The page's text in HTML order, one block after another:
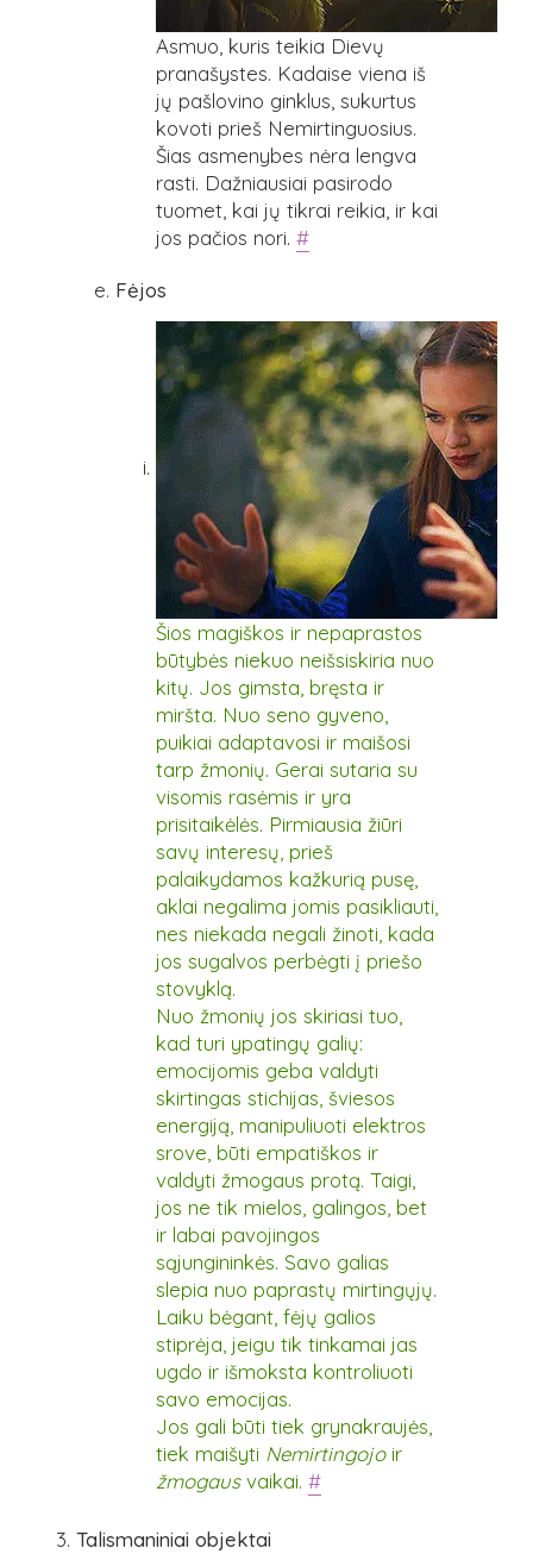
Asmuo, kuris teikia Dievų
pranašystes. Kadaise viena iš
jų pašlovino ginklus, sukurtus
kovoti prieš Nemirtinguosius.
Šias asmenybes nėra lengva
rasti. Dažniausiai pasirodo
tuomet, kai jų tikrai reikia, ir kai
jos pačios nori. #
Fėjos
Šios magiškos ir nepaprastos
būtybės niekuo neišsiskiria nuo
kitų. Jos gimsta, bręsta ir
miršta. Nuo seno gyveno,
puikiai adaptavosi ir maišosi
tarp žmonių. Gerai sutaria su
visomis rasėmis ir yra
prisitaikėlės. Pirmiausia žiūri
savų interesų, prieš
palaikydamos kažkurią pusę,
aklai negalima jomis pasikliauti,
nes niekada negali žinoti, kada
jos sugalvos perbėgti į priešo
stovyklą.
Nuo žmonių jos skiriasi tuo,
kad turi ypatingų galių:
emocijomis geba valdyti
skirtingas stichijas, šviesos
energiją, manipuliuoti elektros
srove, būti empatiškos ir
valdyti žmogaus protą. Taigi,
jos ne tik mielos, galingos, bet
ir labai pavojingos
sąjungininkės. Savo galias
slepia nuo paprastų mirtingųjų.
Laiku bėgant, fėjų galios
stiprėja, jeigu tik tinkamai jas
ugdo ir išmoksta kontroliuoti
savo emocijas.
Jos gali būti tiek grynakraujės,
tiek maišyti Nemirtingojoir
žmogausvaikai. #
Talismaniniai objektai